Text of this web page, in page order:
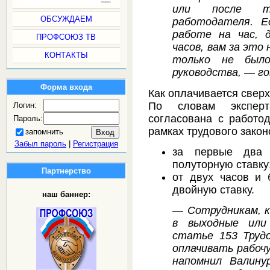
ОБСУЖДАЕМ
ПРОФСОЮЗ ТВ
КОНТАКТЫ
Форма входа
Логин:
Пароль:
запомнить
Забыл пароль| Регистрация
Партнерство
наш баннер:
или после
работодателя.
работе на час,
часов, вам за
только не
руководства, —
Как оплачивается
По словам
согласована с
рамках трудового
за первые два
полуторную
от двух часов и
двойную ставку.
— Сотрудникам,
в выходные или
статье 153
оплачивать
напомнил